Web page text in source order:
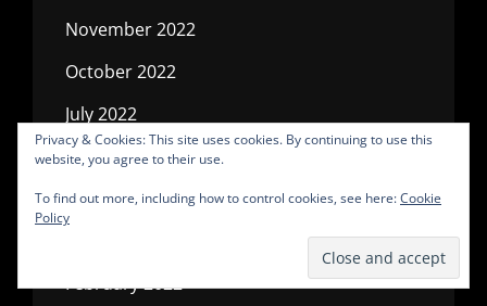
November 2022
October 2022
July 2022
May 2022
April 2022
February 2022
Privacy & Cookies: This site uses cookies. By continuing to use this
website, you agree to their use.
To find out more, including how to control cookies, see here:Cookie
Policy